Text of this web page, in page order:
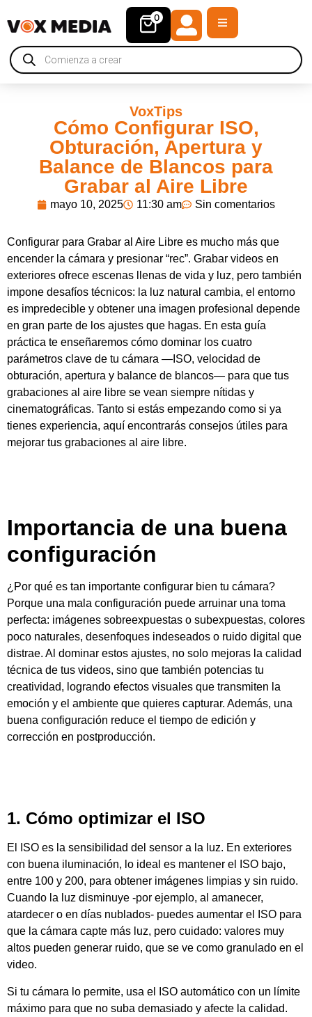
0
VoxTips
Cómo Configurar ISO,
Obturación, Apertura y
Balance de Blancos para
Grabar al Aire Libre
mayo 10, 2025 11:30 am Sin comentarios
Configurar para Grabar al Aire Libre es mucho más que
encender la cámara y presionar “rec”. Grabar videos en
exteriores ofrece escenas llenas de vida y luz, pero también
impone desafíos técnicos: la luz natural cambia, el entorno
es impredecible y obtener una imagen profesional depende
en gran parte de los ajustes que hagas. En esta guía
práctica te enseñaremos cómo dominar los cuatro
parámetros clave de tu cámara —ISO, velocidad de
obturación, apertura y balance de blancos— para que tus
grabaciones al aire libre se vean siempre nítidas y
cinematográficas. Tanto si estás empezando como si ya
tienes experiencia, aquí encontrarás consejos útiles para
mejorar tus grabaciones al aire libre.
Importancia de una buena
configuración
¿Por qué es tan importante configurar bien tu cámara?
Porque una mala configuración puede arruinar una toma
perfecta: imágenes sobreexpuestas o subexpuestas, colores
poco naturales, desenfoques indeseados o ruido digital que
distrae. Al dominar estos ajustes, no solo mejoras la calidad
técnica de tus videos, sino que también potencias tu
creatividad, logrando efectos visuales que transmiten la
emoción y el ambiente que quieres capturar. Además, una
buena configuración reduce el tiempo de edición y
corrección en postproducción.
1. Cómo optimizar el ISO
El ISO es la sensibilidad del sensor a la luz. En exteriores
con buena iluminación, lo ideal es mantener el ISO bajo,
entre 100 y 200, para obtener imágenes limpias y sin ruido.
Cuando la luz disminuye -por ejemplo, al amanecer,
atardecer o en días nublados- puedes aumentar el ISO para
que la cámara capte más luz, pero cuidado: valores muy
altos pueden generar ruido, que se ve como granulado en el
video.
Si tu cámara lo permite, usa el ISO automático con un límite
máximo para que no suba demasiado y afecte la calidad.